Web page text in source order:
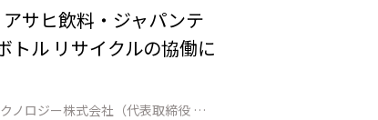
サヒ飲料・ジャパンテ
トル リサイクルの協働に
株式会社JEPLAN（代表取締役 執行役員社長：髙尾 正樹、以下「JEPLAN」）のグループ会社であるペットリファインテクノロジー株式会社（代表取締役 執行役員社長：伊賀 大悟、以下「ペットリファインテクノロジー」）は、登別市（市長：小笠原 春一）、白老町（町長：大塩 英男）、アサヒ飲料株式会社（代表取締役社長：米女 …